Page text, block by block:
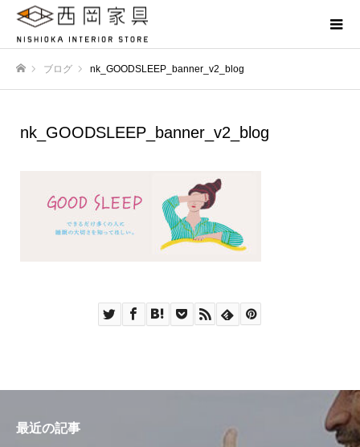
ブログ nk_GOODSLEEP_banner_v2_blog
nk_GOODSLEEP_banner_v2_blog
最近の記事